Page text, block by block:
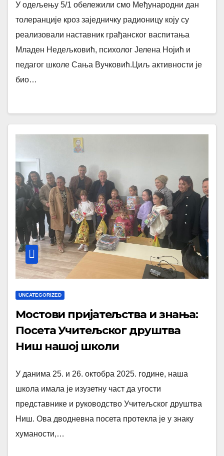
У одељењу 5/1 обележили смо Међународни дан
толеранције кроз заједничку радионицу коју су
реализовали наставник грађанског васпитања
Младен Недељковић, психолог Јелена Нојић и
педагог школе Сања Вучковић.Циљ активности је
био…
UNCATEGORIZED
Мостови пријатељства и знања:
Посета Учитељског друштва
Ниш нашој школи
У данима 25. и 26. октобра 2025. године, наша
школа имала је изузетну част да угости
представнике и руководство Учитељског друштва
Ниш. Ова дводневна посета протекла је у знаку
хуманости,…